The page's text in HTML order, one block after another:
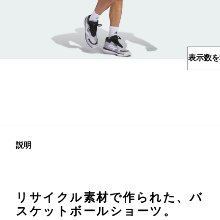
表示数
説明
リサイクル素材で作られた、バ
スケットボールショーツ。